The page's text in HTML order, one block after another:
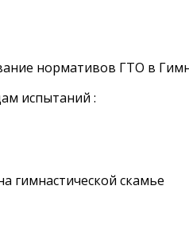
нормативов ГТО в
испытаний :
гимнастической скамье